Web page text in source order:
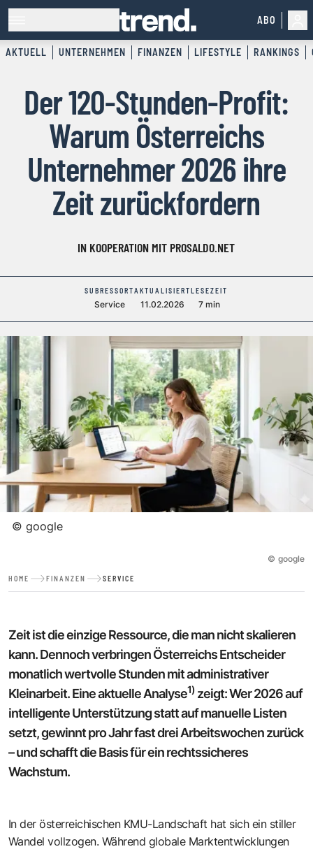
ABO
AKTUELL UNTERNEHMEN FINANZEN LIFESTYLE RANKINGS
Der 120-Stunden-Profit:
Warum Österreichs
Unternehmer 2026 ihre
Zeit zurückfordern
IN KOOPERATION MIT PROSALDO.NET
SUBRESSORT
Service
AKTUALISIERT
11.02.2026
LESEZEIT
7 min
© google
© google
HOME FINANZEN SERVICE
Zeit ist die einzige Ressource, die man nicht skalieren
kann. Dennoch verbringen Österreichs Entscheider
monatlich wertvolle Stunden mit administrativer
Kleinarbeit. Eineaktuelle Analyse1) zeigt: Wer 2026 auf
intelligente Unterstützung statt auf manuelle Listen
setzt, gewinnt pro Jahr fast drei Arbeitswochen zurück
– und schafft die Basis für ein rechtssicheres
Wachstum.
In der österreichischen KMU-Landschaft hat sich ein stiller
Wandel vollzogen. Während globale Marktentwicklungen